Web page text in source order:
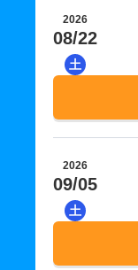
2026
08/22
土
2026
09/05
土